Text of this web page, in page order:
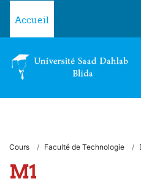
Accueil
Cours Faculté de Technologie
M1